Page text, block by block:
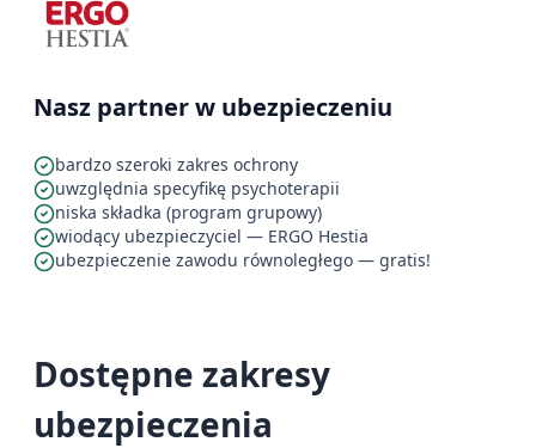
Nasz partner w ubezpieczeniu
bardzo szeroki zakres ochrony
uwzględnia specyfikę psychoterapii
niska składka (program grupowy)
wiodący ubezpieczyciel — ERGO Hestia
ubezpieczenie zawodu równoległego — gratis!
Dostępne zakresy
ubezpieczenia